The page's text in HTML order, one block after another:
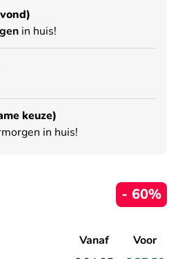
in huis!
keuze)
in huis!
- 60%
Vanaf
Voor